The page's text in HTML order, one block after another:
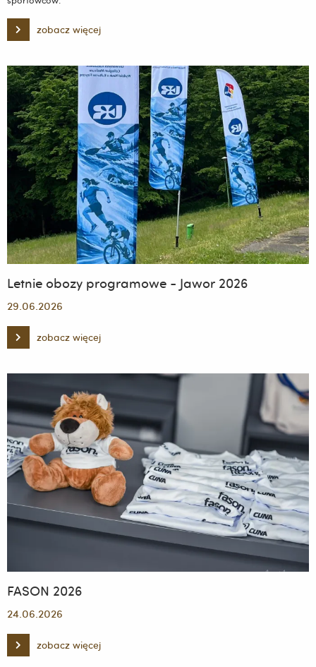
zobacz więcej
Zmarł
prof.
hab.
Stanisław
Zaborniak
Letnie obozy programowe - Jawor 2026
29.06.2026
zobacz więcej
Letnie
obozy
-
FASON 2026
24.06.2026
zobacz więcej
FASON
2026